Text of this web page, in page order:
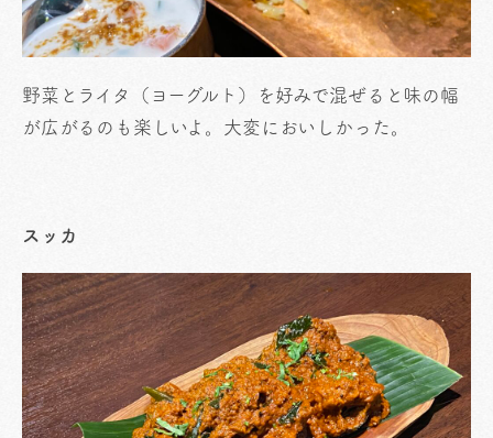
野菜とライタ（ヨーグルト）を好みで混ぜると味の幅
が広がるのも楽しいよ。大変においしかった。
スッカ